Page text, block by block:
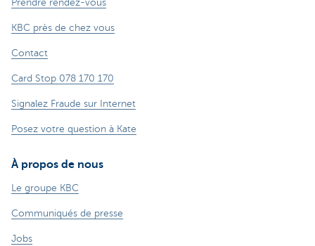
Prendre rendez-vous
KBC près de chez vous
Contact
Card Stop 078 170 170
Signalez Fraude sur Internet
Posez votre question à Kate
À propos de nous
Le groupe KBC
Communiqués de presse
Jobs